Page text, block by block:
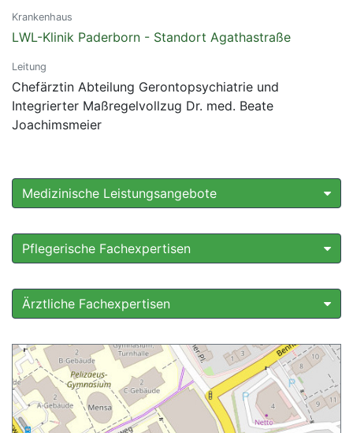
Krankenhaus
LWL-Klinik Paderborn - Standort Agathastraße
Leitung
Chefärztin Abteilung Gerontopsychiatrie und
Integrierter Maßregelvollzug Dr. med. Beate
Joachimsmeier
Medizinische Leistungsangebote
Pflegerische Fachexpertisen
Ärztliche Fachexpertisen